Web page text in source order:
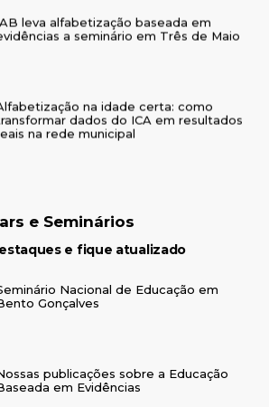
a seminário em Três de Maio
dados do ICA em resultados
na rede municipal
e Seminários
e fique atualizado
Nacional de Educação em
Gonçalves
publicações sobre a Educação
em Evidências